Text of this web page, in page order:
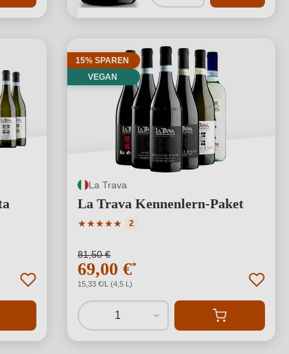
5 von 5 Sternen
15% SPAREN
VEGAN
La Trava
La Trava Kennenlern-Paket
★★★★★
Durchschnittliche Bewertung von 5 von 5
2
81,50 €
69,00 €*
15,33 €/L (4,5 L)
1